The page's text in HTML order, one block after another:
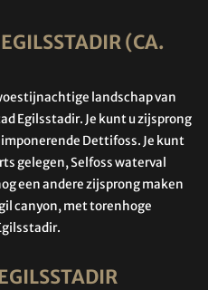
(CA.
landschap van
Egilsstadir. Je kunt u zijsprong
Dettifoss. Je kunt
gelegen, Selfoss waterval
een andere zijsprong maken
canyon, met torenhoge